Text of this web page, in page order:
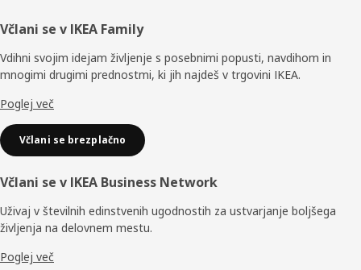
Noga
Včlani se v IKEA Family
Vdihni svojim idejam življenje s posebnimi popusti, navdihom in
mnogimi drugimi prednostmi, ki jih najdeš v trgovini IKEA.
Poglej več
Včlani se brezplačno
Včlani se v IKEA Business Network
Uživaj v številnih edinstvenih ugodnostih za ustvarjanje boljšega
življenja na delovnem mestu.
Poglej več